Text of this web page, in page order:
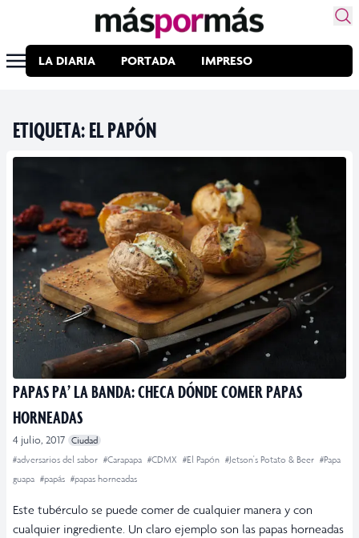
LA DIARIA PORTADA IMPRESO
ETIQUETA:EL PAPÓN
PAPAS PA’ LA BANDA: CHECA DÓNDE COMER PAPAS
HORNEADAS
4 julio, 2017 Ciudad
#adversarios del sabor #Carapapa #CDMX #El Papón #Jetson's Potato & Beer #Papa
guapa #papás #papas horneadas
Este tubérculo se puede comer de cualquier manera y con
cualquier ingrediente. Un claro ejemplo son las papas horneadas